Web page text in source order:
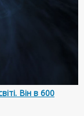
Він в 600